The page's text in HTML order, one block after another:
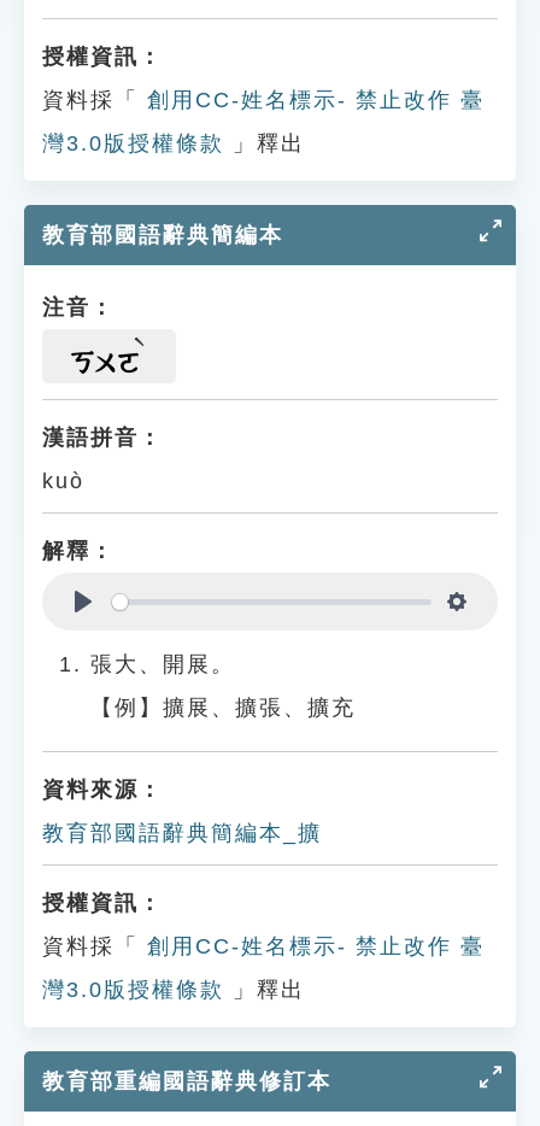
授權資訊：
資料採「
創用CC-姓名標示- 禁止改作 臺
灣3.0版授權條款
」釋出
教育部國語辭典簡編本
注音：
ㄎㄨㄛ
漢語拼音：
kuò
解釋：
張大、開展。
【例】擴展、擴張、擴充
資料來源：
教育部國語辭典簡編本_擴
授權資訊：
資料採「
創用CC-姓名標示- 禁止改作 臺
灣3.0版授權條款
」釋出
教育部重編國語辭典修訂本